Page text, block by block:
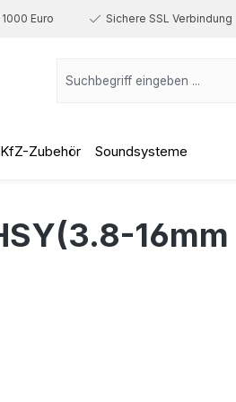
Euro Sichere SSL Verbindung
KfZ-Zubehör Soundsysteme
16mm